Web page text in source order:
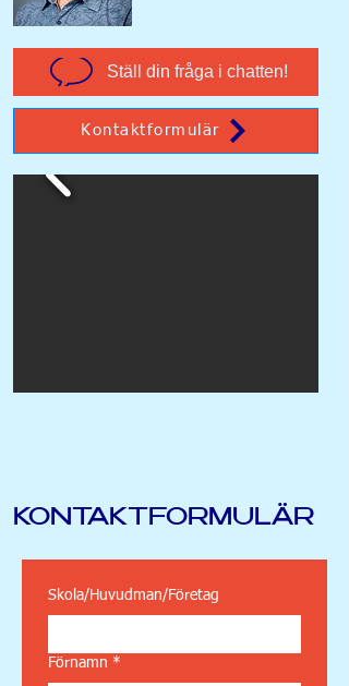
Ställ din fråga i chatten!
Kontaktformulär
KONTAKTFORMULÄR
Skola/Huvudman/Företag
Förnamn *